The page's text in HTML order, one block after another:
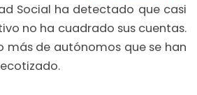
Social ha detectado que casi
no ha cuadrado sus cuentas.
más de autónomos que se han